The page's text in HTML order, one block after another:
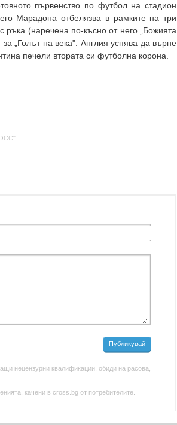
първенство по футбол на стадион
Марадона отбелязва в рамките на три
ръка (наречена по-късно от него „Божията
„Голът на века". Англия успява да върне
печели втората си футболна корона.
Публикувай
нецензурни квалификации, обиди на расова,
качени в cross.bg от потребителите.